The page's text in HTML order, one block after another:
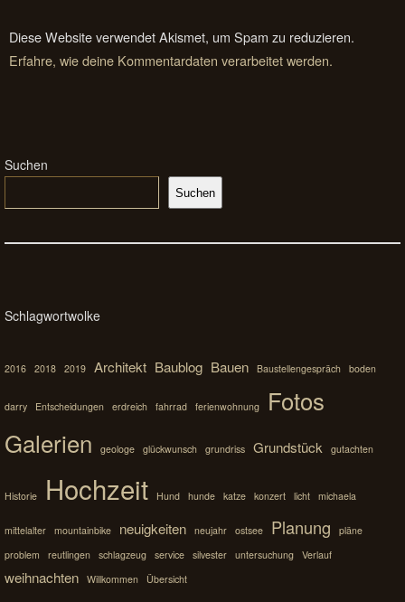
Diese Website verwendet Akismet, um Spam zu reduzieren.
Erfahre, wie deine Kommentardaten verarbeitet werden.
Suchen
Suchen
Schlagwortwolke
2016 2018 2019 Architekt Baublog Bauen Baustellengespräch boden
darry Entscheidungen erdreich fahrrad ferienwohnung
Fotos
Galerien
geologe glückwunsch grundriss Grundstück gutachten
Historie Hochzeit Hund hunde katze konzert licht michaela
mittelalter mountainbike neuigkeiten neujahr ostsee Planung
pläne
problem
reutlingen schlagzeug service silvester untersuchung Verlauf
weihnachten Willkommen Übersicht